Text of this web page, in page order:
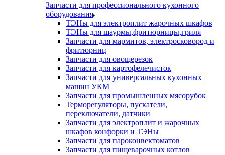
Запчасти для профессионального кухонного
оборудования
ТЭНы для электроплит жарочных шкафов
ТЭНы для шаурмы,фритюрницы,гриля
Запчасти для мармитов, электросковород и
фритюрниц
Запчасти для овощерезок
Запчасти для картофелечисток
Запчасти для универсальных кухонных
машин УКМ
Запчасти для промышленных мясорубок
Терморегуляторы, пускатели,
переключатели, датчики
Запчасти для электроплит и жарочных
шкафов конфорки и ТЭНы
Запчасти для пароконвектоматов
Запчасти для пищеварочных котлов